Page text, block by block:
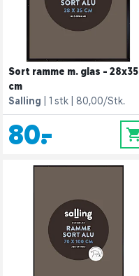
Sort ramme m. glas - 28x35
cm
Salling
1 stk 80,00/Stk.
80,- 0